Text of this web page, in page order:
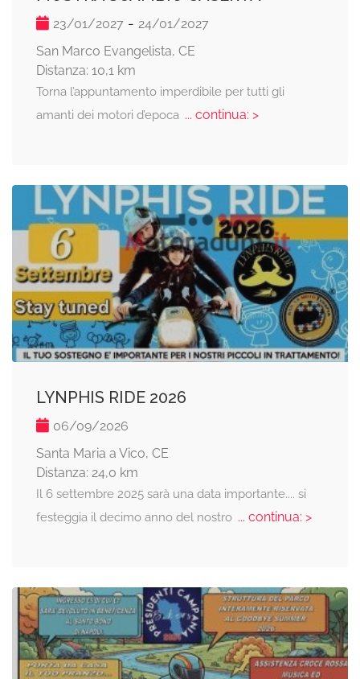
23/01/2027 - 24/01/2027
San Marco Evangelista, CE
Distanza: 10,1 km
Torna l’appuntamento imperdibile per tutti gli
amanti dei motori d’epoca... continua: >
LYNPHIS RIDE 2026
06/09/2026
Santa Maria a Vico, CE
Distanza: 24,0 km
Il 6 settembre 2025 sarà una data importante.... si
festeggia il decimo anno del nostro... continua: >